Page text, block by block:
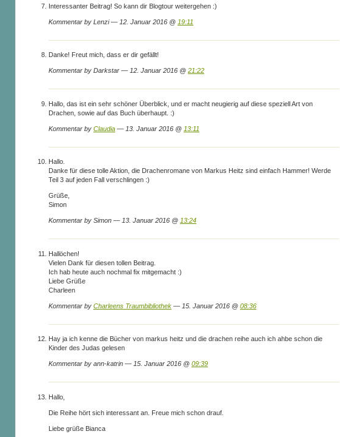
Interessanter Beitrag! So kann dir Blogtour weitergehen :)
Kommentar by Lenzi — 12. Januar 2016 @ 19:11
Danke! Freut mich, dass er dir gefällt!
Kommentar by Darkstar — 12. Januar 2016 @ 21:22
Hallo, das ist ein sehr schöner Überblick, und er macht neugierig auf diese speziell Art von
Drachen, sowie auf das Buch überhaupt. :)
Kommentar by Claudia — 13. Januar 2016 @ 13:11
Hallo.
Danke für diese tolle Aktion, die Drachenromane von Markus Heitz sind einfach Hammer! Werde
Teil 3 auf jeden Fall verschlingen :)
Grüße,
Simon
Kommentar by Simon — 13. Januar 2016 @ 13:24
Hallöchen!
Vielen Dank für diesen tollen Beitrag.
Ich hab heute auch nochmal fix mitgemacht :)
Liebe Grüße
Charleen
Kommentar by Charleens Traumbibliothek — 15. Januar 2016 @ 08:36
Hay ja ich kenne die Bücher von markus heitz und die drachen reihe auch ich ahbe schon die
Kinder des Judas gelesen
Kommentar by ann-katrin — 15. Januar 2016 @ 09:39
Hallo,
Die Reihe hört sich interessant an. Freue mich schon drauf.
Liebe grüße Bianca